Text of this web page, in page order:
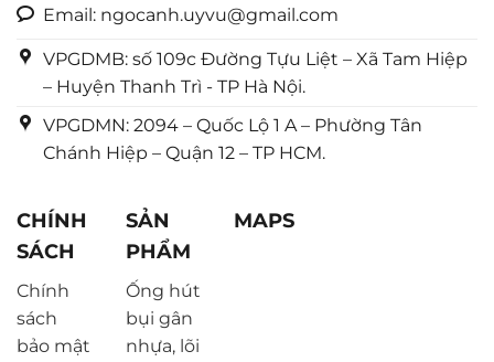
Email: ngocanh.uyvu@gmail.com
VPGDMB: số 109c Đường Tựu Liệt – Xã Tam Hiệp
– Huyện Thanh Trì - TP Hà Nội.
VPGDMN: 2094 – Quốc Lộ 1 A – Phường Tân
Chánh Hiệp – Quận 12 – TP HCM.
CHÍNH
SÁCH
Chính
sách
bảo mật
SẢN
PHẨM
Ống hút
bụi gân
nhựa, lõi
MAPS